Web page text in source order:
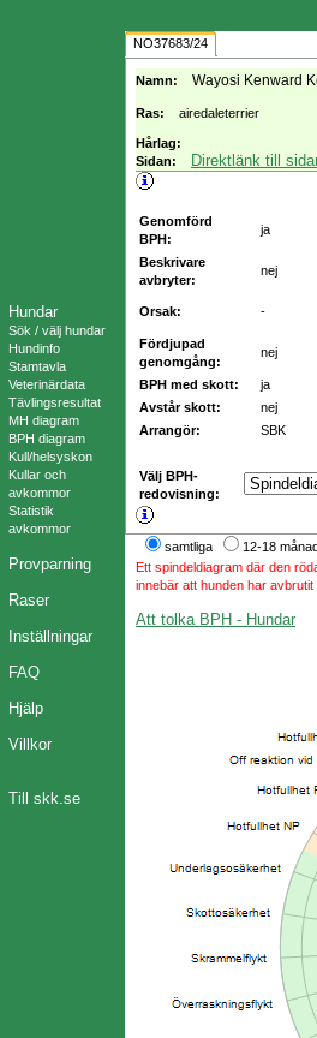
Hundar
Sök / välj hundar
Hundinfo
Stamtavla
Veterinärdata
Tävlingsresultat
MH diagram
BPH diagram
Kull/helsyskon
Kullar och
avkommor
Statistik
avkommor
Provparning
Raser
Inställningar
FAQ
Hjälp
Villkor
Till skk.se
NO37683/24
Namn: Wayosi Kenward
Ras: airedaleterrier
Hårlag:
Sidan:
Direktlänk till
Genomförd
BPH:
ja
Beskrivare
avbryter:
nej
Orsak: -
Fördjupad
genomgång:
nej
BPH med skott: ja
Avstår skott:
nej
Arrangör:
SBK
Välj BPH-
redovisning:
samtliga 12-18
Ett spindeldiagram där den
innebär att hunden har
Att tolka BPH - Hundar